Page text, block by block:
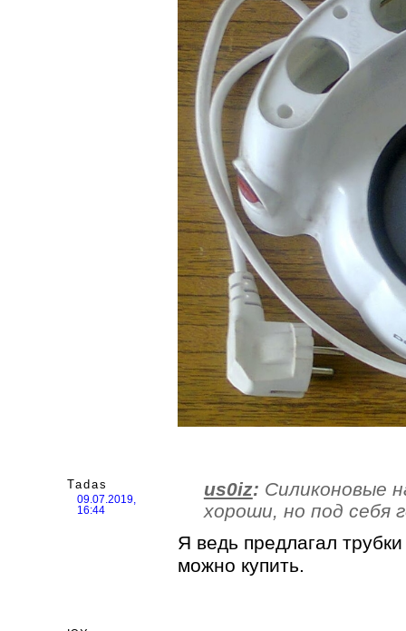
Tadas
09.07.2019,
16:44
us0iz: Силиконовые
хороши, но под себя
Я ведь предлагал
можно купить.